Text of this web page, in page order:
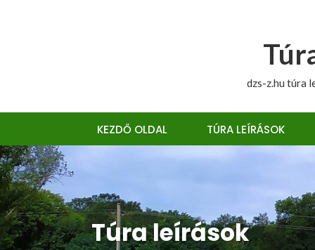
dzs-z.hu túra
KEZDŐ OLDAL TÚRA LEÍRÁSOK
Túra leírások